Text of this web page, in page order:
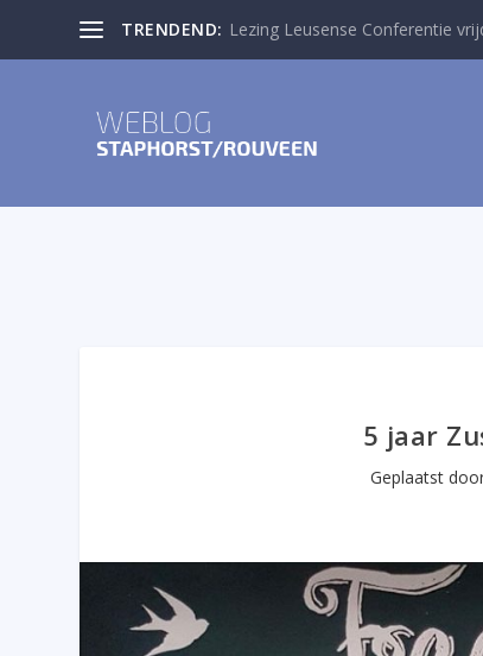
TRENDEND: Lezing Leusense Conferentie
5 jaar
Geplaatst